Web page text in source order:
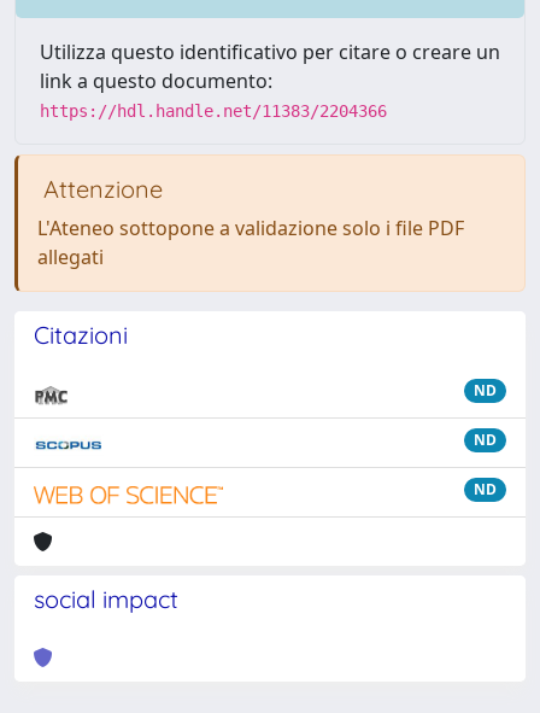
Utilizza questo identificativo per citare o creare un
link a questo documento:
https://hdl.handle.net/11383/2204366
Attenzione
L'Ateneo sottopone a validazione solo i file PDF
allegati
Citazioni
ND
ND
ND
social impact